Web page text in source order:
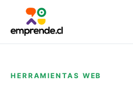
HERRAMIENTAS WEB